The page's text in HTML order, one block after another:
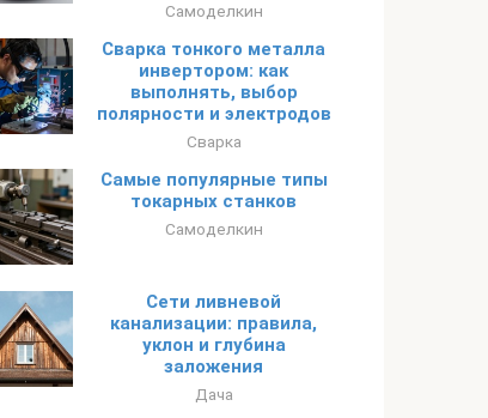
Самоделкин
Сварка тонкого металла
инвертором: как
выполнять, выбор
полярности и электродов
Сварка
Самые популярные типы
токарных станков
Самоделкин
Сети ливневой
канализации: правила,
уклон и глубина
заложения
Дача